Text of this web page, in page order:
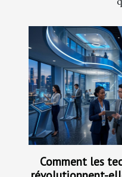
Comment les